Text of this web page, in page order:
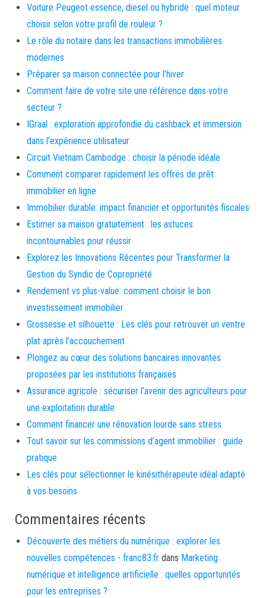
Voiture Peugeot essence, diesel ou hybride : quel moteur
choisir selon votre profil de rouleur ?
Le rôle du notaire dans les transactions immobilières
modernes
Préparer sa maison connectée pour l’hiver
Comment faire de votre site une référence dans votre
secteur ?
IGraal : exploration approfondie du cashback et immersion
dans l’expérience utilisateur
Circuit Vietnam Cambodge : choisir la période idéale
Comment comparer rapidement les offres de prêt
immobilier en ligne
Immobilier durable: impact financier et opportunités fiscales
Estimer sa maison gratuitement : les astuces
incontournables pour réussir
Explorez les Innovations Récentes pour Transformer la
Gestion du Syndic de Copropriété
Rendement vs plus-value: comment choisir le bon
investissement immobilier
Grossesse et silhouette : Les clés pour retrouver un ventre
plat après l’accouchement
Plongez au cœur des solutions bancaires innovantes
proposées par les institutions françaises
Assurance agricole : sécuriser l’avenir des agriculteurs pour
une exploitation durable
Comment financer une rénovation lourde sans stress
Tout savoir sur les commissions d’agent immobilier : guide
pratique
Les clés pour sélectionner le kinésithérapeute idéal adapté
à vos besoins
Commentaires récents
Découverte des métiers du numérique : explorer les
nouvelles compétences - franc83.fr dans Marketing
numérique et intelligence artificielle : quelles opportunités
pour les entreprises ?